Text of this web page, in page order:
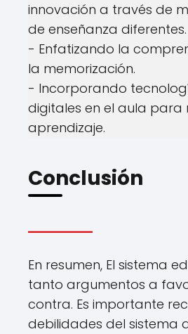
innovación a través de
de enseñanza diferentes.
- Enfatizando la
la memorización.
- Incorporando
digitales en el aula para
aprendizaje.
Conclusión
En resumen, El sistema
tanto argumentos a
contra. Es importante
debilidades del sistema